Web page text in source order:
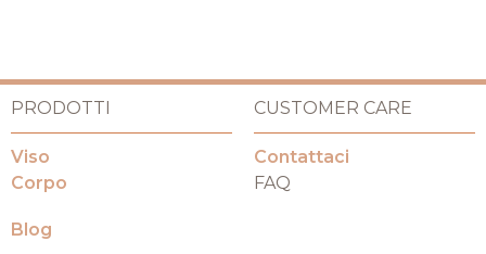
PRODOTTI
Viso
Corpo
Blog
CUSTOMER CARE
Contattaci
FAQ